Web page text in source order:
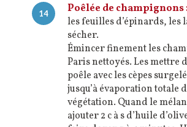
14 Poêlée de champignons
les feuilles d’épinards, les
sécher.
Émincer finement les
Paris nettoyés. Les mettre
poêle avec les cèpes
jusqu’à évaporation totale
végétation. Quand le
ajouter 2 c à s d’huile